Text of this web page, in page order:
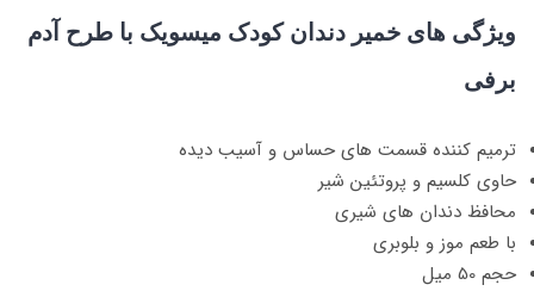
ویژگی های خمیر دندان کودک میسویک با طرح آدم
برفی
ترمیم کننده قسمت های حساس و آسیب دیده
حاوی کلسیم و پروتئین شیر
محافظ دندان های شیری
با طعم موز و بلوبری
حجم 50 میل